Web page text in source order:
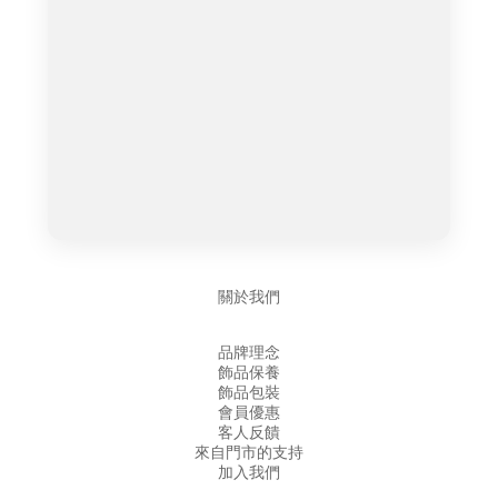
關於我們
品牌理念
飾品保養
飾品包裝
會員優惠
客人反饋
來自門市的支持
加入我們